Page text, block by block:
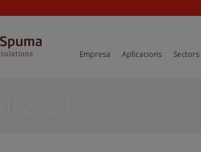
Empresa Aplicacions Sectors